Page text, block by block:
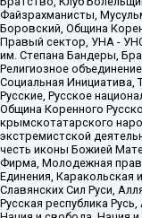
Файзрахманисты,
Боровский, Община
Правый сектор, УНА -
им. Степана Бандеры,
Религиозное
Социальная Инициатива,
Русские, Русское
Община Коренного
крымскотатарского
экстремистской
честь иконы Божией
Фирма, Молодежная
Единения, Каракольская
Славянских Сил Руси,
Русская республика